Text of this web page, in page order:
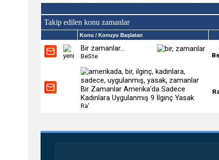
Takip edilen konu zamanlar
Konu / Konuyu Başlatan
Bir zamanlar...
BeSte
Bir Zamanlar Amerika'da Sadece
Kadınlara Uygulanmış 9 İlginç Yasak
Ra'